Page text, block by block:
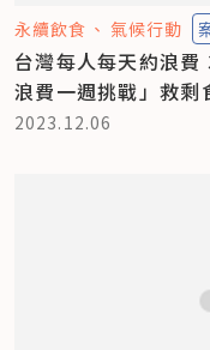
永續飲食 氣候行動
台灣每人每天約浪
浪費一週挑戰」救剩
2023.12.06